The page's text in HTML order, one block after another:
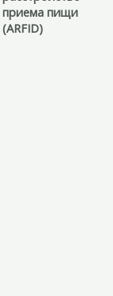
приема пищи
(ARFID)